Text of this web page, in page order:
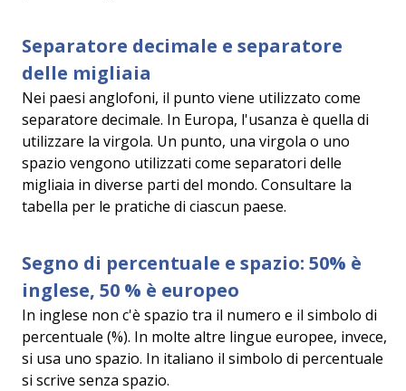
Separatore decimale e separatore
delle migliaia
Nei paesi anglofoni, il punto viene utilizzato come
separatore decimale. In Europa, l'usanza è quella di
utilizzare la virgola. Un punto, una virgola o uno
spazio vengono utilizzati come separatori delle
migliaia in diverse parti del mondo. Consultare la
tabella per le pratiche di ciascun paese.
Segno di percentuale e spazio: 50% è
inglese, 50 % è europeo
In inglese non c'è spazio tra il numero e il simbolo di
percentuale (%). In molte altre lingue europee, invece,
si usa uno spazio. In italiano il simbolo di percentuale
si scrive senza spazio.